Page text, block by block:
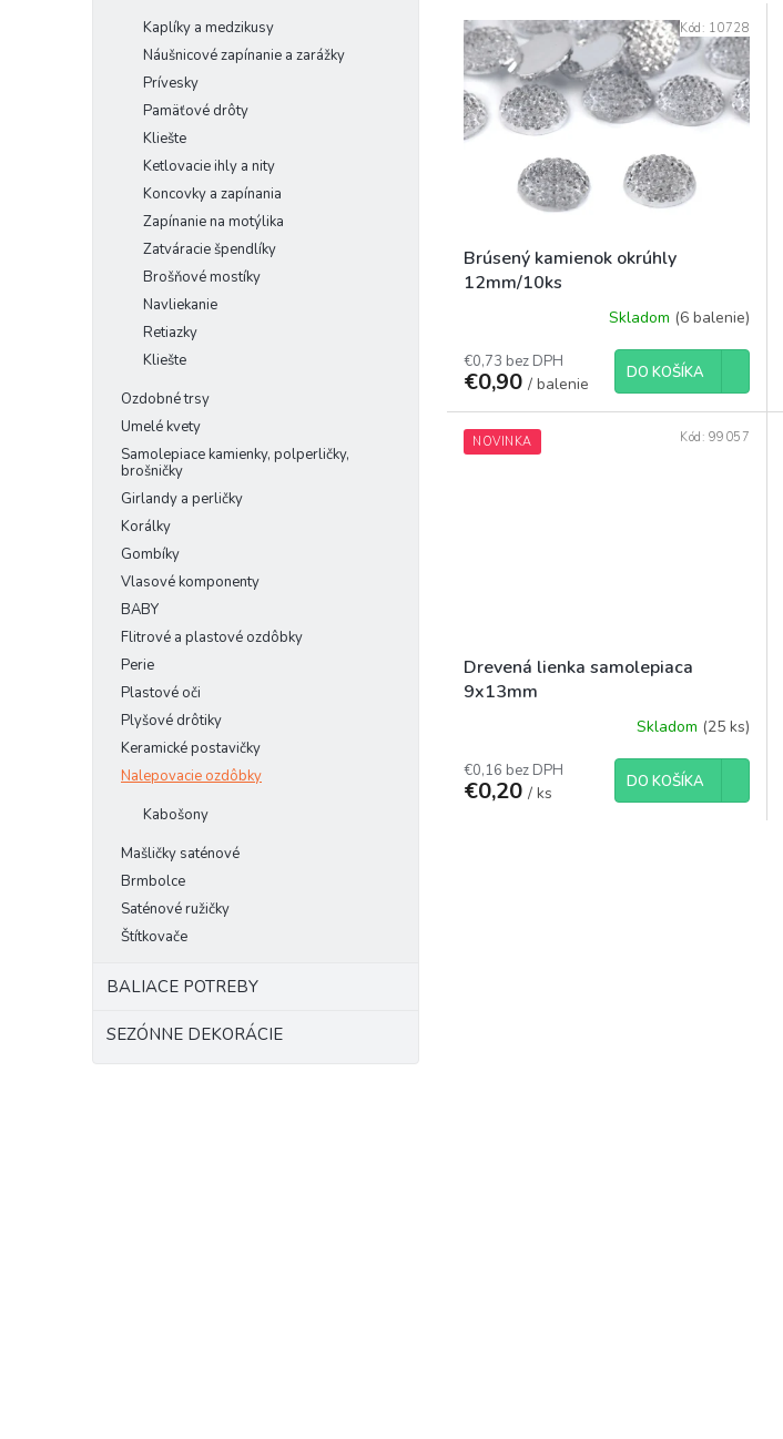
Kaplíky a medzikusy
Náušnicové zapínanie a zarážky
Prívesky
Pamäťové drôty
Kliešte
Ketlovacie ihly a nity
Koncovky a zapínania
Zapínanie na motýlika
Zatváracie špendlíky
Brošňové mostíky
Navliekanie
Retiazky
Kliešte
Ozdobné trsy
Umelé kvety
Samolepiace kamienky, polperličky,
brošničky
Girlandy a perličky
Korálky
Gombíky
Vlasové komponenty
BABY
Flitrové a plastové ozdôbky
Perie
Plastové oči
Plyšové drôtiky
Keramické postavičky
Nalepovacie ozdôbky
Kabošony
Mašličky saténové
Brmbolce
Saténové ružičky
Štítkovače
BALIACE POTREBY
SEZÓNNE DEKORÁCIE
n
e
p
r
o
o
v
V
ý
p
s
p
k
t
Brúsený kamienok okrúhly
12mm/10ks
Skladom (6 balenie)
€0,73 bez DPH
€0,90 / balenie
DO KOŠÍKA
Kód: 10728
NOVINKA
Drevená lienka samolepiaca
9x13mm
Skladom (25 ks)
€0,16 bez DPH
€0,20 / ks
DO KOŠÍKA
Kód: 99057